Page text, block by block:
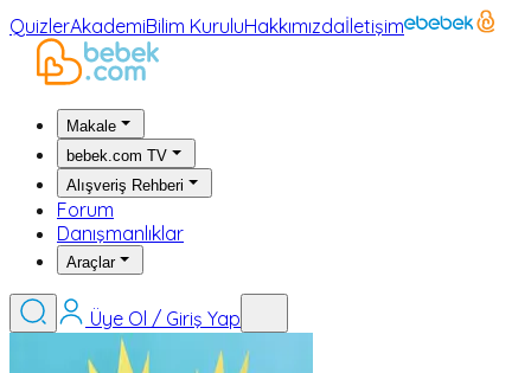
QuizlerAkademiBilim KuruluHakkımızdaİletişim
Makale
bebek.com TV
Alışveriş Rehberi
Forum
Danışmanlıklar
Araçlar
Üye Ol / Giriş Yap